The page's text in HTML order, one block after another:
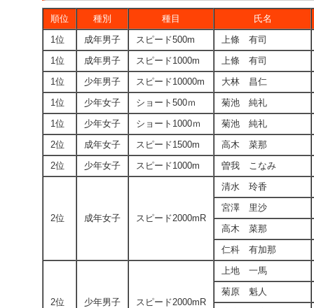
順位 種別 種目
氏名
1位
成年男子 スピード500m
上條 有司
1位
成年男子 スピード1000m
上條 有司
1位
少年男子 スピード10000m
大林 昌仁
1位
少年女子 ショート500ｍ
菊池 純礼
1位
少年女子 ショート1000ｍ
菊池 純礼
2位
成年女子 スピード1500m
高木 菜那
2位
少年女子 スピード1000m 曽我 こなみ
2位 成年女子 スピード2000mR
清水 玲香
宮澤 里沙
高木 菜那
仁科 有加那
2位 少年男子 スピード2000mR
上地 一馬
菊原 魁人